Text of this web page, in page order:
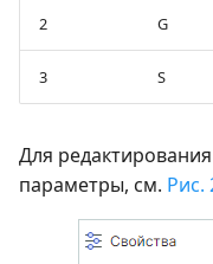
2 G
3 S
Для
параметры, см. Рис.